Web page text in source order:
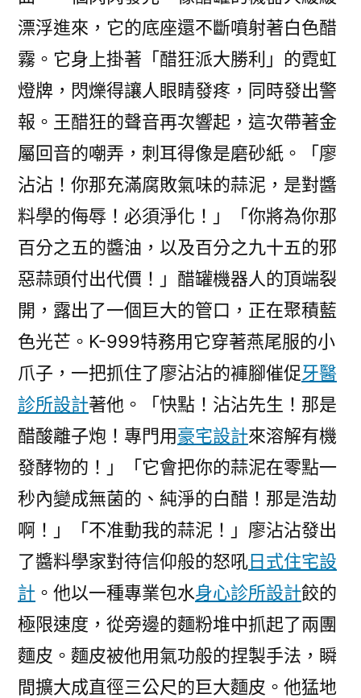
漂浮進來，它的底座還不斷噴射著白色醋
霧。它身上掛著「醋狂派大勝利」的霓虹
燈牌，閃爍得讓人眼睛發疼，同時發出警
報。王醋狂的聲音再次響起，這次帶著金
屬回音的嘲弄，刺耳得像是磨砂紙。「廖
沾沾！你那充滿腐敗氣味的蒜泥，是對醬
料學的侮辱！必須淨化！」「你將為你那
百分之五的醬油，以及百分之九十五的邪
惡蒜頭付出代價！」醋罐機器人的頂端裂
開，露出了一個巨大的管口，正在聚積藍
色光芒。K-999特務用它穿著燕尾服的小
爪子，一把抓住了廖沾沾的褲腳催促牙醫
診所設計著他。「快點！沾沾先生！那是
醋酸離子炮！專門用豪宅設計來溶解有機
發酵物的！」「它會把你的蒜泥在零點一
秒內變成無菌的、純淨的白醋！那是浩劫
啊！」「不准動我的蒜泥！」廖沾沾發出
了醬料學家對待信仰般的怒吼日式住宅設
計 。他以一種專業包水身心診所設計餃的
極限速度，從旁邊的麵粉堆中抓起了兩團
麵皮。麵皮被他用氣功般的捏製手法，瞬
間擴大成直徑三公尺的巨大麵皮。他猛地